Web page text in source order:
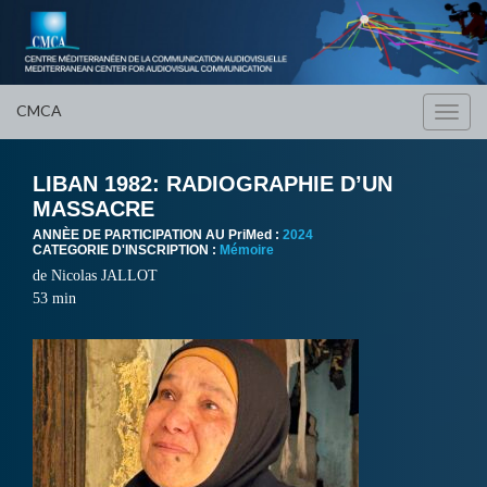
CMCA
LIBAN 1982: RADIOGRAPHIE D’UN
MASSACRE
ANNÈE DE PARTICIPATION AU PriMed : 2024
CATEGORIE D'INSCRIPTION : Mémoire
de Nicolas JALLOT
53 min